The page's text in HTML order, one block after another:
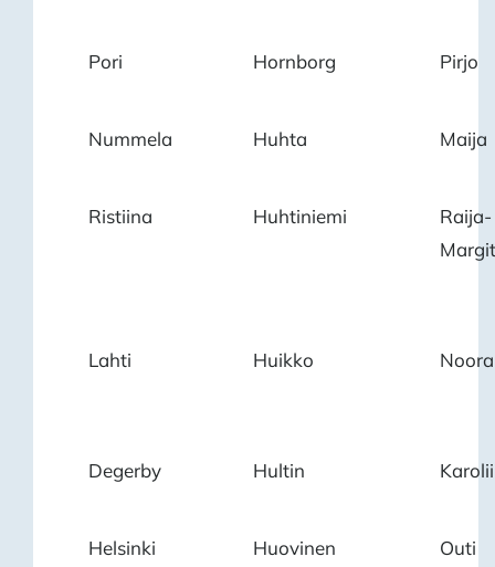
Pori Hornborg Pirjo
Nummela Huhta Maija
Ristiina Huhtiniemi
Raija-
Margit
Lahti Huikko Noora
Degerby Hultin
Helsinki Huovinen Outi